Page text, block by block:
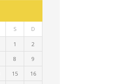
S D
1
2
8
9
15
16